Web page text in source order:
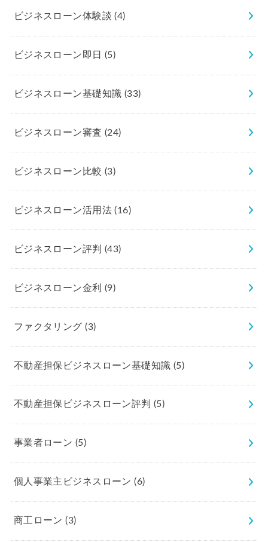
ビジネスローン体験談(4)
ビジネスローン即日 (5)
ビジネスローン基礎知識 (33)
ビジネスローン審査 (24)
ビジネスローン比較 (3)
ビジネスローン活用法(16)
ビジネスローン評判 (43)
ビジネスローン金利 (9)
ファクタリング(3)
不動産担保ビジネスローン基礎知識 (5)
不動産担保ビジネスローン評判(5)
事業者ローン (5)
個人事業主ビジネスローン(6)
商工ローン(3)